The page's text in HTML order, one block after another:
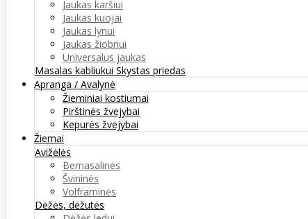
Jaukas karšiui
Jaukas kuojai
Jaukas lynui
Jaukas žiobriui
Universalus jaukas
Masalas kabliukui Skystas priedas
Apranga / Avalynė
Žieminiai kostiumai
Pirštinės žvejybai
Kepurės žvejybai
Žiemai
Avižėlės
Bemasalinės
Švininės
Volframinės
Dėžės, dėžutės